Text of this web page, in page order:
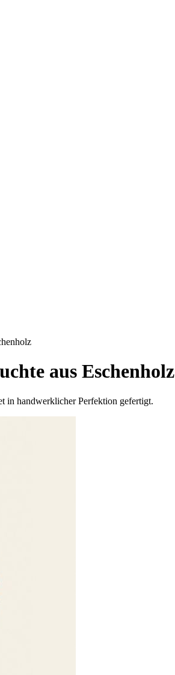
aus Eschenholz
in handwerklicher Perfektion gefertigt.